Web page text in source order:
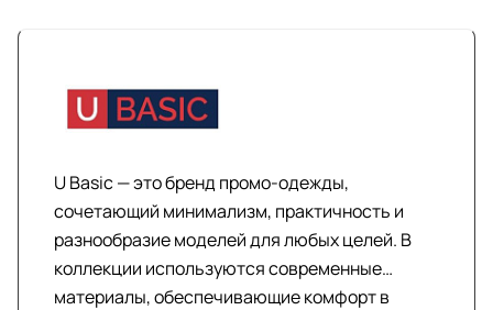
U Basic — это бренд промо-одежды,
сочетающий минимализм, практичность и
разнообразие моделей для любых целей. В
коллекции используются современные
материалы, обеспечивающие комфорт в